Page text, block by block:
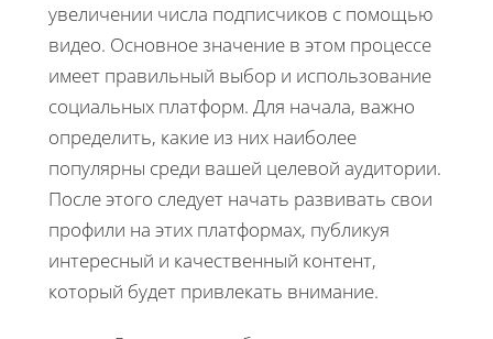
увеличении числа подписчиков с помощью
видео. Основное значение в этом процессе
имеет правильный выбор и использование
социальных платформ. Для начала, важно
определить, какие из них наиболее
популярны среди вашей целевой аудитории.
После этого следует начать развивать свои
профили на этих платформах, публикуя
интересный и качественный контент,
который будет привлекать внимание.